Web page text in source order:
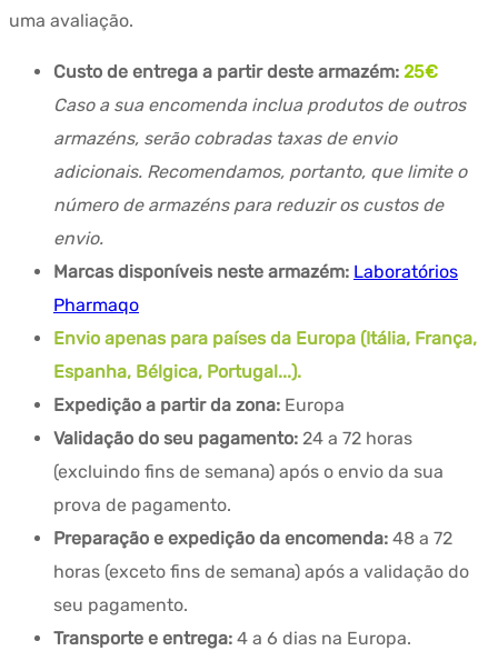
uma avaliação.
Custo de entrega a partir deste armazém: 25€
Caso a sua encomenda inclua produtos de outros
armazéns, serão cobradas taxas de envio
adicionais. Recomendamos, portanto, que limite o
número de armazéns para reduzir os custos de
envio.
Marcas disponíveis neste armazém: Laboratórios
Pharmaqo
Envio apenas para países da Europa (Itália, França,
Espanha, Bélgica, Portugal...).
Expedição a partir da zona: Europa
Validação do seu pagamento: 24 a 72 horas
(excluindo fins de semana) após o envio da sua
prova de pagamento.
Preparação e expedição da encomenda: 48 a 72
horas (exceto fins de semana) após a validação do
seu pagamento.
Transporte e entrega: 4 a 6 dias na Europa.